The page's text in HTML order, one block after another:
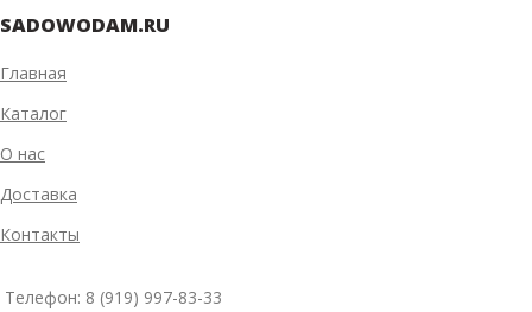
SADOWODAM.RU
Главная
Каталог
О нас
Доставка
Контакты
Телефон: 8 (919) 997-83-33